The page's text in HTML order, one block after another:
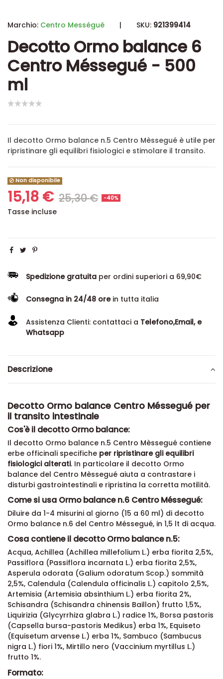
Marchio: Centro Mességué | SKU: 921399414
Decotto Ormo balance 6
Centro Méssegué - 500
ml
Il decotto Ormo balance n.5 Centro Mèssegué è utile per
ripristinare gli equilibri fisiologici e stimolare il transito.
Non disponibile
15,18 € 25,30 € -40%
Tasse incluse
Spedizione gratuita per ordini superiori a 69,90€
Consegna in 24/48 orein tutta italia
Assistenza Clienti: contattaci a Telefono,Email, e
Whatsapp
Descrizione
Decotto Ormo balance Centro Méssegué per
il transito intestinale
Cos'è il decotto Ormo balance:
Il decotto Ormo balance n.5 Centro Mèssegué contiene
erbe officinali specifiche per ripristinare gli equilibri
fisiologici alterati. In particolare il decotto Ormo
balance del Centro Mèssegué aiuta a contrastare i
disturbi gastrointestinali e ripristina la corretta motilità.
Come si usa Ormo balance n.6 Centro Méssegué:
Diluire da 1-4 misurini al giorno (15 a 60 ml) di decotto
Ormo balance n.6 del Centro Méssegué, in 1,5 lt di acqua.
Cosa contiene il decotto Ormo balance n.5:
Acqua, Achillea (Achillea millefolium L.) erba fiorita 2,5%,
Passiflora (Passiflora incarnata L.) erba fiorita 2,5%,
Asperula odorata (Galium odoratum Scop.) sommità
2,5%, Calendula (Calendula officinalis L.) capitolo 2,5%,
Artemisia (Artemisia absinthium L.) erba fiorita 2%,
Schisandra (Schisandra chinensis Baillon) frutto 1,5%,
Liquirizia (Glycyrrhiza glabra L.) radice 1%, Borsa pastoris
(Capsella bursa-pastoris Medikus) erba 1%, Equiseto
(Equisetum arvense L.) erba 1%, Sambuco (Sambucus
nigra L.) fiori 1%, Mirtillo nero (Vaccinium myrtillus L.)
frutto 1%.
Formato: